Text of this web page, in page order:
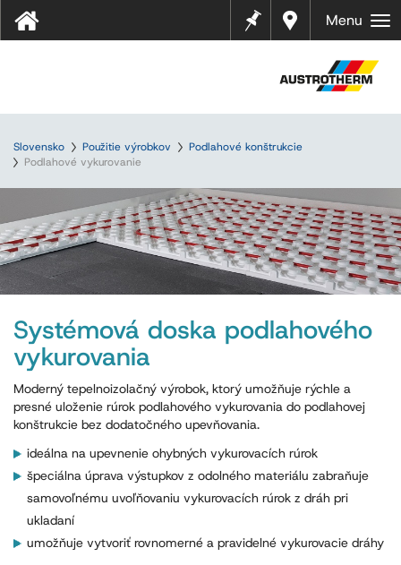
Najbliž
Pozná
mky
Menu
Slovensko Použitie výrobkov
Podlahové konštrukcie
Podlahové vykurovanie
Systémová doska podlahového
vykurovania
Moderný tepelnoizolačný výrobok, ktorý umožňuje rýchle a
presné uloženie rúrok podlahového vykurovania do podlahovej
konštrukcie bez dodatočného upevňovania.
ideálna na upevnenie ohybných vykurovacích rúrok
špeciálna úprava výstupkov z odolného materiálu zabraňuje
samovoľnému uvoľňovaniu vykurovacích rúrok z dráh pri
ukladaní
umožňuje vytvoriť rovnomerné a pravidelné vykurovacie dráhy